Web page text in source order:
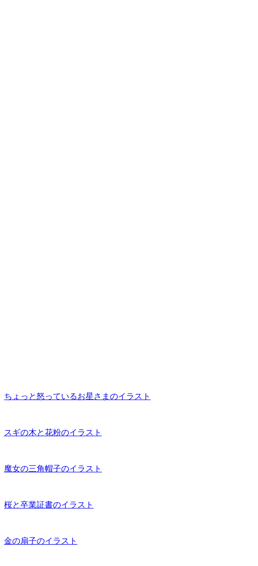
ちょっと怒っているお星さまのイラスト
スギの木と花粉のイラスト
魔女の三角帽子のイラスト
桜と卒業証書のイラスト
金の扇子のイラスト